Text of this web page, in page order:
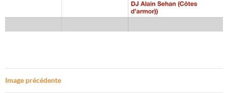
Image précédente